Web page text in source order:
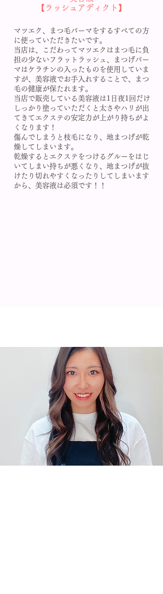
【ラッシュアディクト】
マツエク、まつ毛パーマをするすべての方
に使っていただきたいです。
当店は、こだわってマツエクはまつ毛に負
担の少ないフラットラッシュ、まつげパー
マはケラチンの入ったものを使用していま
すが、美容液でお手入れすることで、まつ
毛の健康が保たれます。
当店で販売している美容液は1日夜1回だけ
しっかり塗っていただくと太さやハリが出
てきてエクステの安定力が上がり持ちがよ
くなります！
傷んでしまうと枝毛になり、地まつげが乾
燥してしまいます。
乾燥するとエクステをつけるグルーをはじ
いてしまい持ちが悪くなり、地まつげが抜
けたり切れやすくなったりしてしまいます
から、美容液は必須です！！